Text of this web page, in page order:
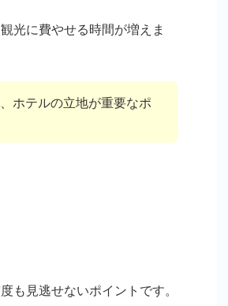
光に費やせる時間が増えま
ホテルの立地が重要なポ
も見逃せないポイントです。